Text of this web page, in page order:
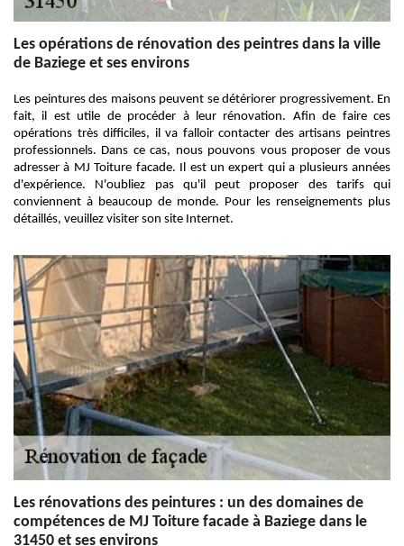
Les opérations de rénovation des peintres dans la ville
de Baziege et ses environs
Les peintures des maisons peuvent se détériorer progressivement. En
fait, il est utile de procéder à leur rénovation. Afin de faire ces
opérations très difficiles, il va falloir contacter des artisans peintres
professionnels. Dans ce cas, nous pouvons vous proposer de vous
adresser à MJ Toiture facade. Il est un expert qui a plusieurs années
d'expérience. N'oubliez pas qu'il peut proposer des tarifs qui
conviennent à beaucoup de monde. Pour les renseignements plus
détaillés, veuillez visiter son site Internet.
Les rénovations des peintures : un des domaines de
compétences de MJ Toiture facade à Baziege dans le
31450 et ses environs